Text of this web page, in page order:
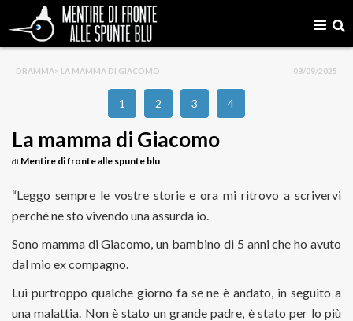
DRAMMA> LA MAMMA DI GIACOMO 08/09/2025
1 2 3 4
La mamma di Giacomo
di Mentire di fronte alle spunte blu
“Leggo sempre le vostre storie e ora mi ritrovo a scrivervi
perché ne sto vivendo una assurda io.
Sono mamma di Giacomo, un bambino di 5 anni che ho avuto
dal mio ex compagno.
Lui purtroppo qualche giorno fa se ne è andato, in seguito a
una malattia. Non è stato un grande padre, è stato per lo più